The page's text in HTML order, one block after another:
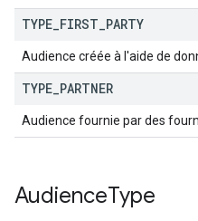
TYPE FIRST PARTY
Audience créée à l'aide de
TYPE PARTNER
Audience fournie par des
AudienceType